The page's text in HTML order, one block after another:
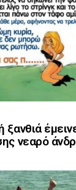
νεαρό